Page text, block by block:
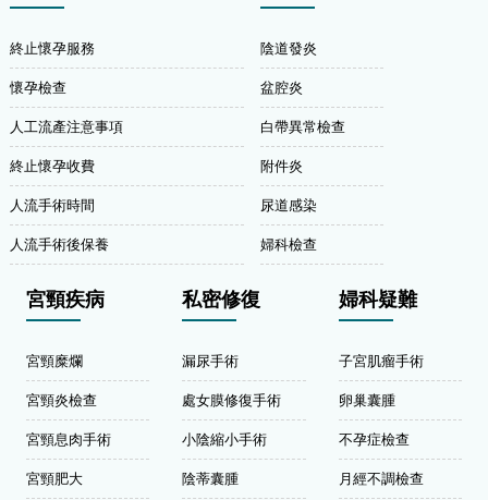
終止懷孕服務
懷孕檢查
人工流產注意事項
終止懷孕收費
人流手術時間
人流手術後保養
陰道發炎
盆腔炎
白帶異常檢查
附件炎
尿道感染
婦科檢查
宮頸疾病
宮頸糜爛
宮頸炎檢查
宮頸息肉手術
宮頸肥大
私密修復
漏尿手術
處女膜修復手術
小陰縮小手術
陰蒂囊腫
婦科疑難
子宮肌瘤手術
卵巢囊腫
不孕症檢查
月經不調檢查